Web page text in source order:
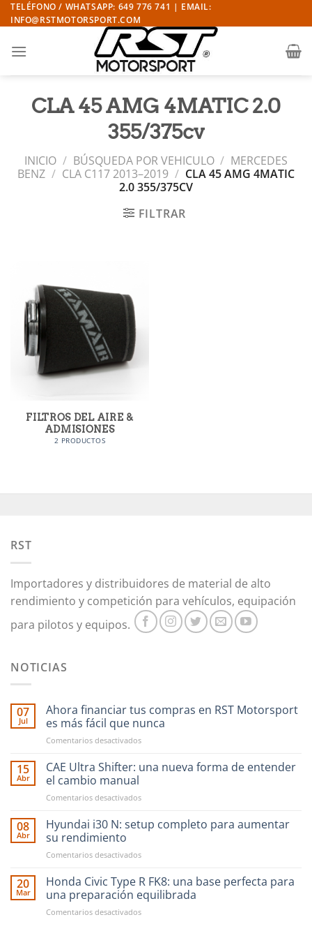
Saltar
al
TELÉFONO / WHATSAPP: 649 776 741 | EMAIL:
INFO@RSTMOTORSPORT.COM
CLA 45 AMG 4MATIC 2.0
355/375cv
INICIO / BÚSQUEDA POR VEHICULO / MERCEDES
BENZ / CLA C117 2013–2019 / CLA 45 AMG 4MATIC
2.0 355/375CV
FILTRAR
FILTROS DEL AIRE &
ADMISIONES
2 PRODUCTOS
RST
Importadores y distribuidores de material de alto
rendimiento y competición para vehículos, equipación
para pilotos y equipos.
NOTICIAS
07
Jul
Ahora financiar tus compras en RST Motorsport
es más fácil que nunca
Comentarios desactivadosen
financiar
en
Motorsport
fácil
nunca
15
Abr
CAE Ultra Shifter: una nueva forma de entender
el cambio manual
Comentarios desactivadosen
Ultra
Shifter:
nueva
de
entender
cambio
08
Abr
Hyundai i30 N: setup completo para aumentar
su rendimiento
Comentarios desactivadosen
i30
setup
completo
20
Mar
Honda Civic Type R FK8: una base perfecta para
una preparación equilibrada
Comentarios desactivadosen